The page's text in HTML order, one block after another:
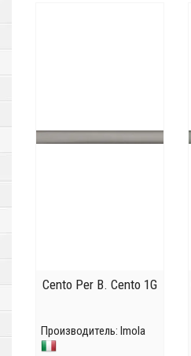
Cento Per B. Cento 1G
Производитель: Imola